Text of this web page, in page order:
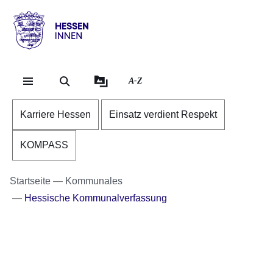
Hessen
Innen
A-Z
Karriere Hessen Einsatz verdient Respekt
KOMPASS
Startseite
Kommunales
Hessische Kommunalverfassung